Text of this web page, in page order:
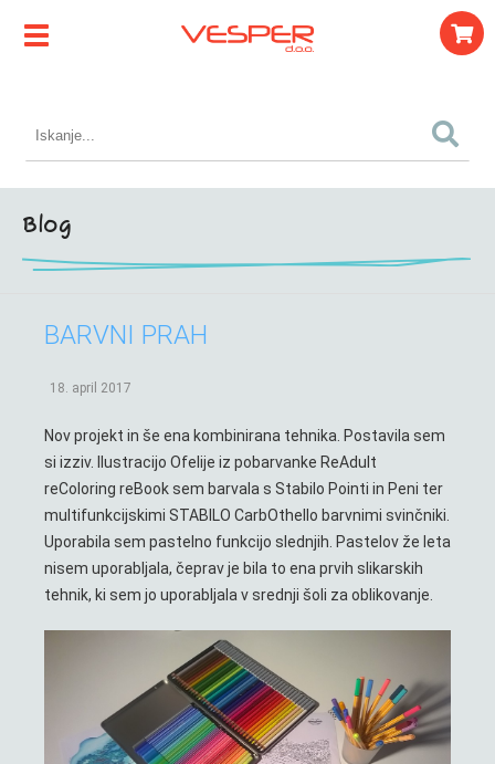
Blog
BARVNI PRAH
18. april 2017
Nov projekt in še ena kombinirana tehnika. Postavila sem
si izziv. Ilustracijo Ofelije iz pobarvanke ReAdult
reColoring reBook sem barvala s Stabilo Pointi in Peni ter
multifunkcijskimi STABILO CarbOthello barvnimi svinčniki.
Uporabila sem pastelno funkcijo slednjih. Pastelov že leta
nisem uporabljala, čeprav je bila to ena prvih slikarskih
tehnik, ki sem jo uporabljala v srednji šoli za oblikovanje.